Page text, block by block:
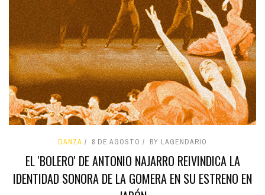
DANZA 8 DE AGOSTO BY LAGENDARIO
EL 'BOLERO' DE ANTONIO NAJARRO REIVINDICA LA
IDENTIDAD SONORA DE LA GOMERA EN SU ESTRENO EN